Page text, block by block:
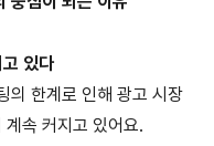
있다
의 한계로 인해 광고 시장
속 커지고 있어요.